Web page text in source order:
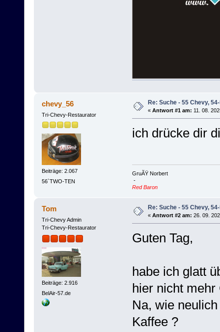
chevy_56
Tri-Chevy-Restaurator
Beiträge: 2.067
56`TWO-TEN
Re: Suche - 55 Chevy,
« Antwort #1 am: 11. 08.
ich drücke dir
GruÃŸ Norbert
-
Red Baron
Tom
Tri-Chevy Admin
Tri-Chevy-Restaurator
Beiträge: 2.916
BelAir-57.de
Re: Suche - 55 Chevy,
« Antwort #2 am: 26. 09.
Guten Tag,
habe ich glatt
hier nicht mehr
Na, wie
Kaffee ?